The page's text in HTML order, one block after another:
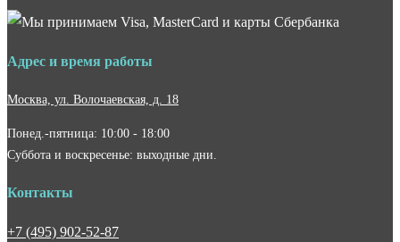
Адрес и время работы
Москва, ул. Волочаевская, д. 18
Понед.-пятница: 10:00 - 18:00
Суббота и воскресенье: выходные дни.
Контакты
+7 (495) 902-52-87